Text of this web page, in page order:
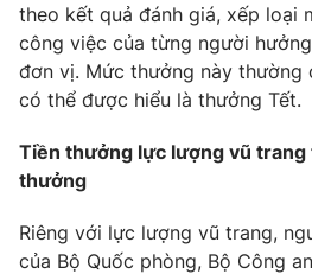
VTV9 VTV8
Liên hệ tòa soạn
theo kết quả đánh giá, xếp loại
công việc của từng người
đơn vị. Mức thưởng này thường
có thể được hiểu là thưởng Tết.
Tiền thưởng lực lượng vũ trang
thưởng
Riêng với lực lượng vũ trang,
của Bộ Quốc phòng, Bộ Công